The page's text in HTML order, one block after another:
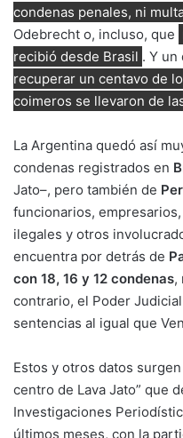
condenas penales, ni
Odebrecht o, incluso, que
recibió desde Brasil . Y un
recuperar un centavo de
coimeros se llevaron de
La Argentina quedó así
condenas registrados en
Jato–, pero también de
funcionarios,
ilegales y otros
encuentra por detrás de
con 18, 16 y 12 condenas,
contrario, el Poder
sentencias al igual que
Estos y otros datos
centro de Lava Jato” que
Investigaciones
últimos meses, con la